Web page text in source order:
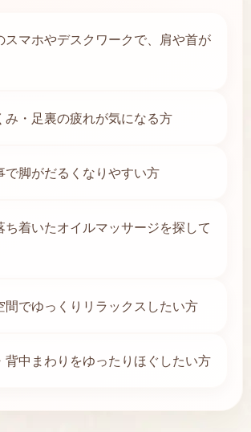
スマホやデスクワークで、肩や首が
み・足裏の疲れが気になる方
で脚がだるくなりやすい方
ち着いたオイルマッサージを探して
間でゆっくりリラックスしたい方
背中まわりをゆったりほぐしたい方